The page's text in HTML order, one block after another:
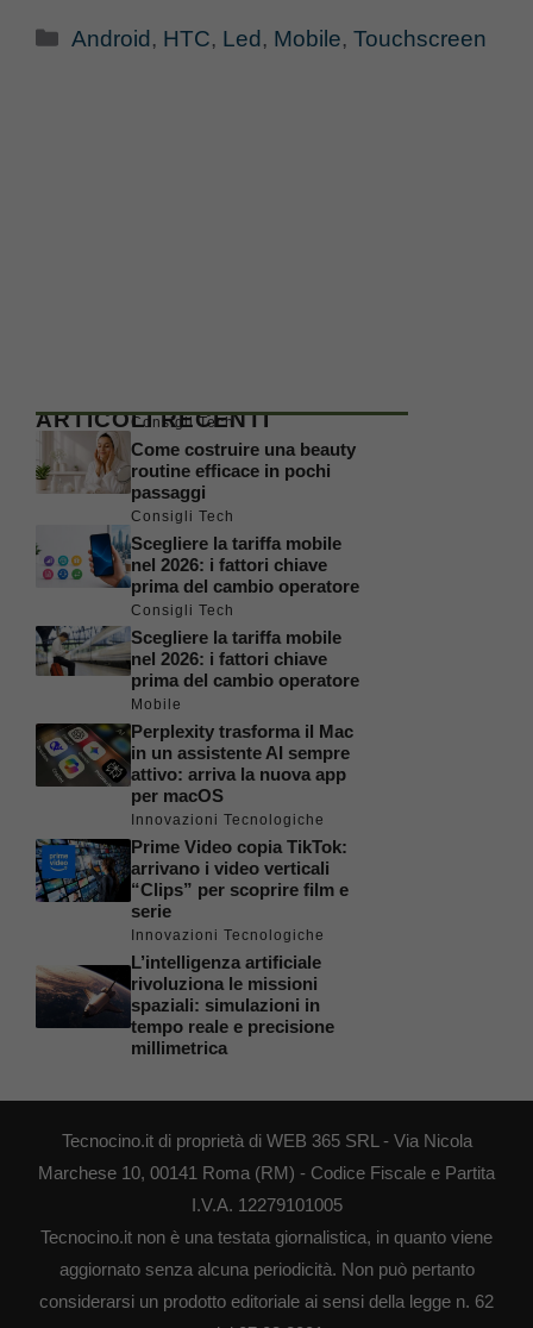
Categorie
Android , HTC, Led , Mobile,Touchscreen
ARTICOLI RECENTI
Consigli Tech
Come costruire una beauty
routine efficace in pochi
passaggi
Consigli Tech
Scegliere la tariffa mobile
nel 2026: i fattori chiave
prima del cambio operatore
Consigli Tech
Scegliere la tariffa mobile
nel 2026: i fattori chiave
prima del cambio operatore
Mobile
Perplexity trasforma il Mac
in un assistente AI sempre
attivo: arriva la nuova app
per macOS
Innovazioni Tecnologiche
Prime Video copia TikTok:
arrivano i video verticali
“Clips” per scoprire film e
serie
Innovazioni Tecnologiche
L’intelligenza artificiale
rivoluziona le missioni
spaziali: simulazioni in
tempo reale e precisione
millimetrica
Tecnocino.it di proprietà di WEB 365 SRL - Via Nicola
Marchese 10, 00141 Roma (RM) - Codice Fiscale e Partita
I.V.A. 12279101005
Tecnocino.it non è una testata giornalistica, in quanto viene
aggiornato senza alcuna periodicità. Non può pertanto
considerarsi un prodotto editoriale ai sensi della legge n. 62